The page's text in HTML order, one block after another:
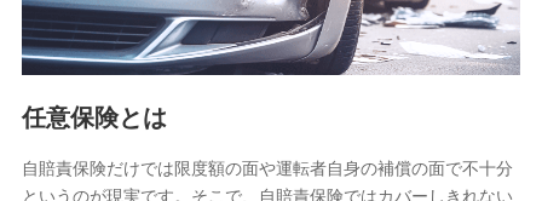
報。例として、dポイントカード番号、性別、年齢、家族
構成、住所、dポイント残高、dポイント利用履歴などが
含まれます。
当社又は株式会社NTTドコモが提供する各種サービスな
又は株式会社NTTドコモが提供する各種サービスのご契
約状態・ご利用履歴インターネット利用時の行動に関す
任意保険とは
自賠責保険だけでは限度額の面や運転者自身の補償の面で不十分
というのが現実です。そこで、自賠責保険ではカバーしきれない